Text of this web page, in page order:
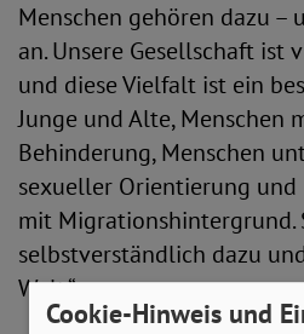
Menschen gehören dazu –
an. Unsere Gesellschaft
und diese Vielfalt ist ein
Junge und Alte, Menschen
Behinderung, Menschen
sexueller Orientierung
mit Migrationshintergrund.
selbstverständlich dazu
Welt.“
Cookie-Hinweis und